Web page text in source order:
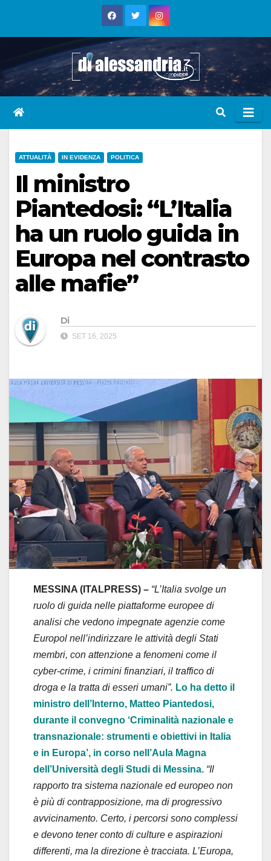
ATTUALITÀ IN EVIDENZA POLITICA
Il ministro
Piantedosi: “L’Italia
ha un ruolo guida in
Europa nel contrasto
alle mafie”
Di
SET 16, 2025
MESSINA (ITALPRESS) – “L’Italia svolge un
ruolo di guida nelle piattaforme europee di
analisi che vedono impegnate agenzie come
Europol nell’indirizzare le attività degli Stati
membri, con attenzione a fenomeni come il
cyber-crime, i crimini finanziari, il traffico di
droga e la tratta di esseri umani”. Lo ha detto il
ministro dell’Interno, Matteo Piantedosi,
durante il convegno ‘Criminalità nazionale e
transnazionale: strumenti e obiettivi in Italia
e in Europa’, in corso nell’Aula Magna
dell’Università degli Studi di Messina. “Il
rapporto tra sistema nazionale ed europeo non
è più di contrapposizione, ma di progressivo
avvicinamento. Certo, i percorsi sono complessi
e devono tener conto di culture e aspirazioni
differenti, ma la direzione è tracciata. L’Europa,